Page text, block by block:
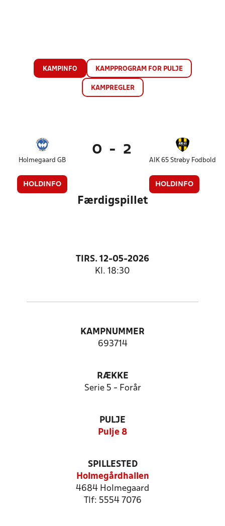
KAMPINFO KAMPPROGRAM FOR PULJE
KAMPREGLER
Holmegaard GB
HOLDINFO
0 - 2
AIK 65 Strøby Fodbold
HOLDINFO
Færdigspillet
TIRS. 12-05-2026
Kl. 18:30
KAMPNUMMER
693714
RÆKKE
Serie 5 - Forår
PULJE
Pulje 8
SPILLESTED
Holmegårdhallen
4684 Holmegaard
Tlf: 5554 7076